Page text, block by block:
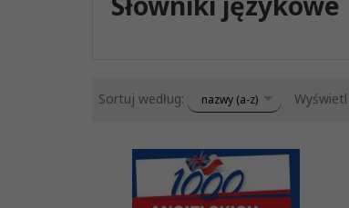
Sortuj według: sortnazwy (a-z)